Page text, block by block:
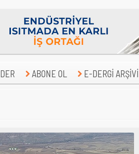
ABONE OL E-DERGİ ARŞİVİ